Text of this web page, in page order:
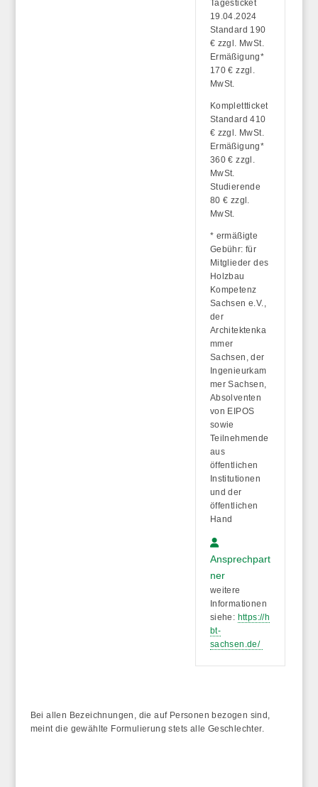
Tagesticket
19.04.2024
Standard 190
€ zzgl. MwSt.
Ermäßigung*
170 € zzgl.
MwSt.
Komplettticket
Standard 410
€ zzgl. MwSt.
Ermäßigung*
360 € zzgl.
MwSt.
Studierende
80 € zzgl.
MwSt.
* ermäßigte
Gebühr: für
Mitglieder des
Holzbau
Kompetenz
Sachsen e.V.,
der
Architektenka
mmer
Sachsen, der
Ingenieurkam
mer Sachsen,
Absolventen
von EIPOS
sowie
Teilnehmende
aus
öffentlichen
Institutionen
und der
öffentlichen
Hand
Ansprechpart
ner
weitere
Informationen
siehe: https://h
bt-
sachsen.de/
Bei allen Bezeichnungen, die auf Personen bezogen sind,
meint die gewählte Formulierung stets alle Geschlechter.